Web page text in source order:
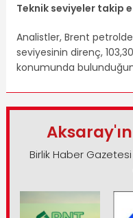
Teknik seviyeler takip
Analistler, Brent
seviyesinin direnç,
konumunda
Aksaray'ın
Birlik Haber